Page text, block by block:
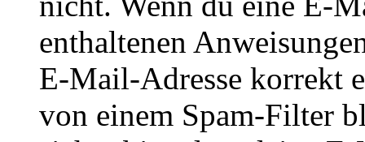
enthaltenen
E-Mail-Adresse korrekt
von einem Spam-Filter